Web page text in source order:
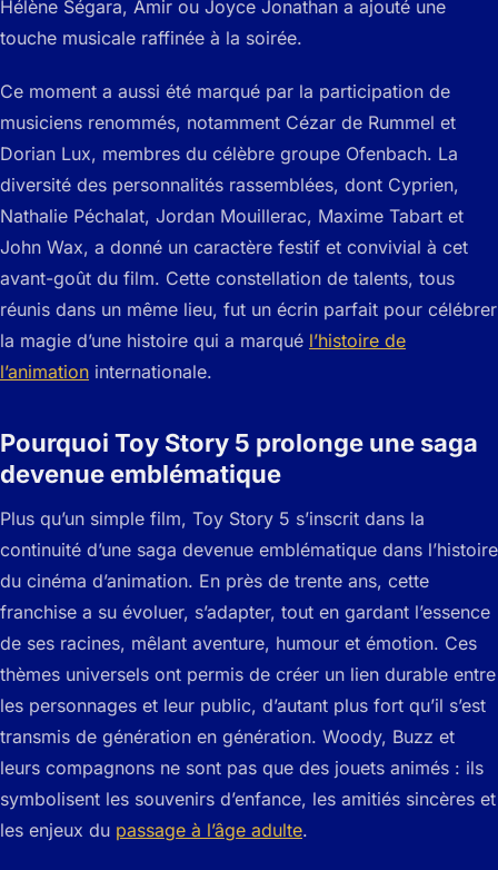
Hélène Ségara, Amir ou Joyce Jonathan a ajouté une
touche musicale raffinée à la soirée.
Ce moment a aussi été marqué par la participation de
musiciens renommés, notamment Cézar de Rummel et
Dorian Lux, membres du célèbre groupe Ofenbach. La
diversité des personnalités rassemblées, dont Cyprien,
Nathalie Péchalat, Jordan Mouillerac, Maxime Tabart et
John Wax, a donné un caractère festif et convivial à cet
avant-goût du film. Cette constellation de talents, tous
réunis dans un même lieu, fut un écrin parfait pour célébrer
la magie d’une histoire qui a marqué l’histoire de
l’animation internationale.
Pourquoi Toy Story 5 prolonge une saga
devenue emblématique
Plus qu’un simple film, Toy Story 5 s’inscrit dans la
continuité d’une saga devenue emblématique dans l’histoire
du cinéma d’animation. En près de trente ans, cette
franchise a su évoluer, s’adapter, tout en gardant l’essence
de ses racines, mêlant aventure, humour et émotion. Ces
thèmes universels ont permis de créer un lien durable entre
les personnages et leur public, d’autant plus fort qu’il s’est
transmis de génération en génération. Woody, Buzz et
leurs compagnons ne sont pas que des jouets animés : ils
symbolisent les souvenirs d’enfance, les amitiés sincères et
les enjeux du passage à l’âge adulte.